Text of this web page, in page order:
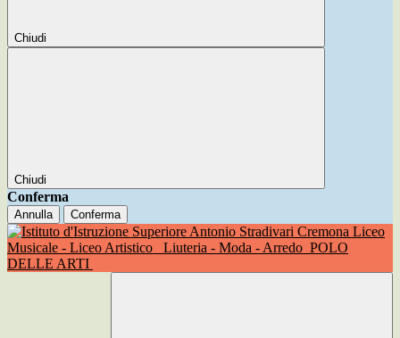
Chiudi
Chiudi
Conferma
Annulla Conferma
Liceo
Musicale - Liceo Artistico
Liuteria - Moda - Arredo POLO
DELLE ARTI